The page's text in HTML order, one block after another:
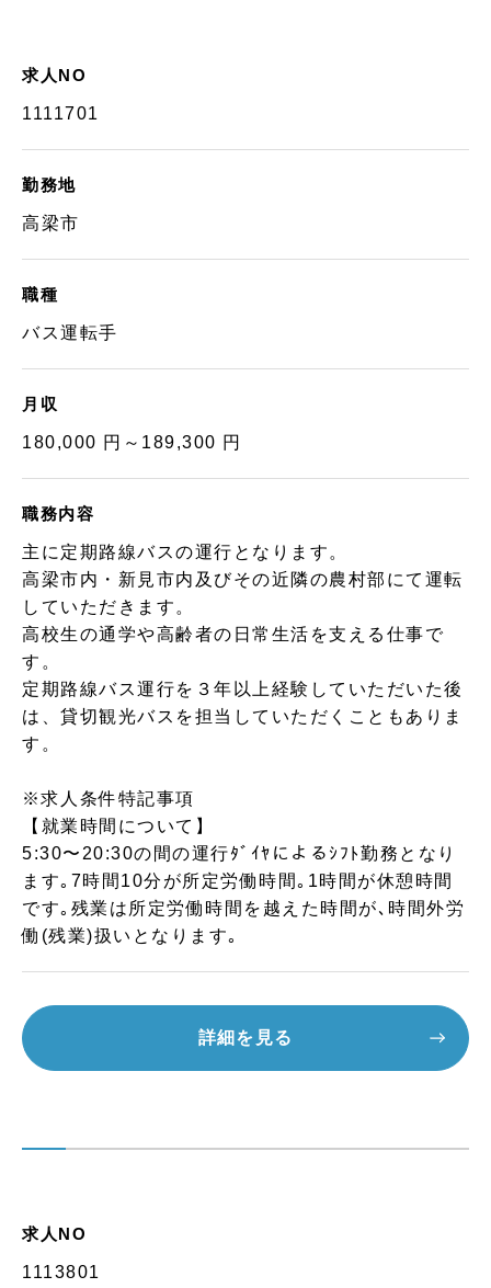
求人NO
1111701
勤務地
高梁市
職種
バス運転手
月収
180,000 円～189,300 円
職務内容
主に定期路線バスの運行となります。
高梁市内・新見市内及びその近隣の農村部にて運転
していただきます。
高校生の通学や高齢者の日常生活を支える仕事で
す。
定期路線バス運行を３年以上経験していただいた後
は、貸切観光バスを担当していただくこともありま
す。
※求人条件特記事項
【就業時間について】
5:30〜20:30の間の運行ﾀﾞｲﾔによるｼﾌﾄ勤務となり
ます｡7時間10分が所定労働時間｡1時間が休憩時間
です｡残業は所定労働時間を越えた時間が､時間外労
働(残業)扱いとなります｡
詳細を見る
求人NO
1113801